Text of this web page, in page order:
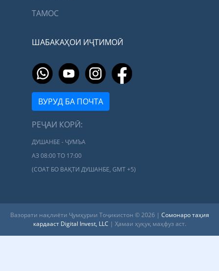
ТАМОС
ШАБАКАҲОИ ИҶТИМОӢ
ВУРУД БА ПОЧТА
РЕҶАИ КОРӢ:
ДУШАНБЕ - ҶУМЪА
АЗ 08:00 ТО 17:00
(СОАТ БО ВАҚТИ ДУШАНБЕ, GMT +5)
Вазорати нақлиёти Ҷумҳурии Тоҷикистон © 2026 | Сомонаро таҳия
кардааст Digital Invest, LLC | Ҳамаи ҳуқуқ маҳфуз аст.